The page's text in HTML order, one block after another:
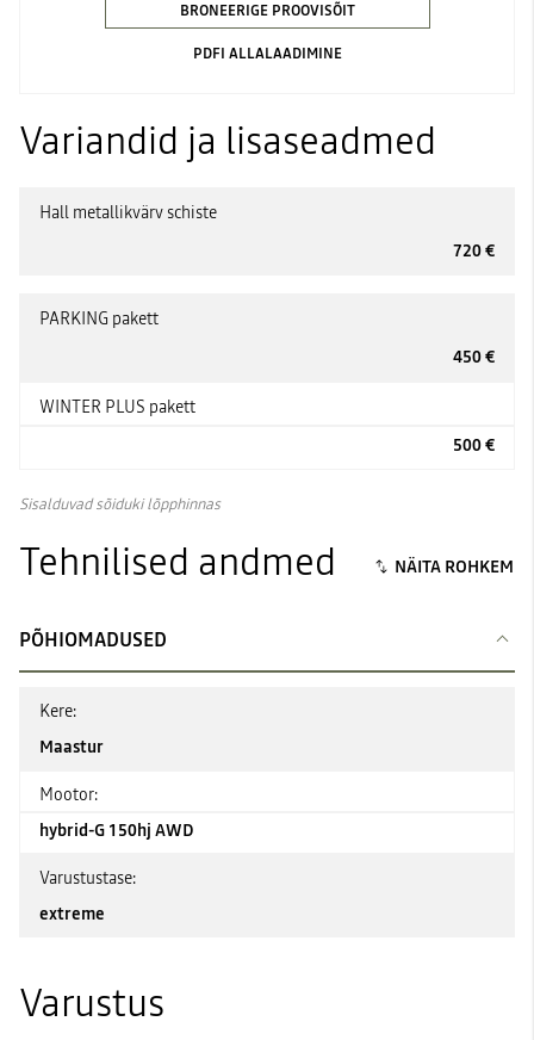
BRONEERIGE PROOVISÕIT
PDFI ALLALAADIMINE
Variandid ja lisaseadmed
Hall metallikvärv schiste
720 €
PARKING pakett
450 €
WINTER PLUS pakett
500 €
Sisalduvad sõiduki lõpphinnas
Tehnilised andmed
PÕHIOMADUSED
Kere:
Maastur
Mootor:
hybrid-G 150hj AWD
Varustustase:
extreme
Varustus